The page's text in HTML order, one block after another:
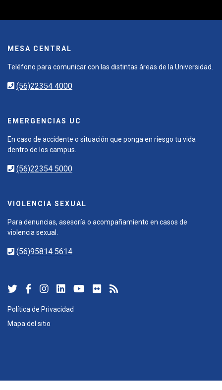
MESA CENTRAL
Teléfono para comunicar con las distintas áreas de la Universidad.
(56)22354 4000
EMERGENCIAS UC
En caso de accidente o situación que ponga en riesgo tu vida
dentro de los campus.
(56)22354 5000
VIOLENCIA SEXUAL
Para denuncias, asesoría o acompañamiento en casos de
violencia sexual.
(56)95814 5614
Política de Privacidad
Mapa del sitio